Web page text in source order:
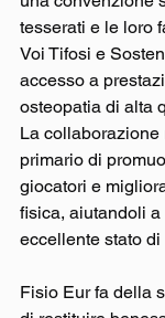
tesserati e le loro
Voi Tifosi e
accesso a
osteopatia di alta
La
primario di
giocatori e
fisica, aiutandoli a
eccellente stato di
Fisio Eur fa della